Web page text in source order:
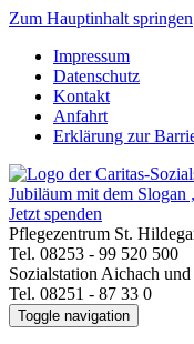
Zum Hauptinhalt springen
Impressum
Datenschutz
Kontakt
Anfahrt
Erklärung zur
Jetzt spenden
Pflegezentrum St.
Tel. 08253 - 99 520 500
Sozialstation Aichach
Tel. 08251 - 87 33 0
Toggle navigation